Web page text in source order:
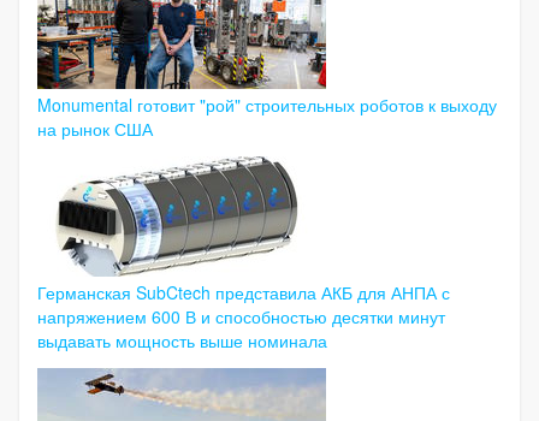
Monumental готовит "рой" строительных роботов к выходу
на рынок США
Германская SubCtech представила АКБ для АНПА с
напряжением 600 В и способностью десятки минут
выдавать мощность выше номинала